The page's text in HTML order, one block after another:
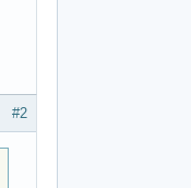
#2